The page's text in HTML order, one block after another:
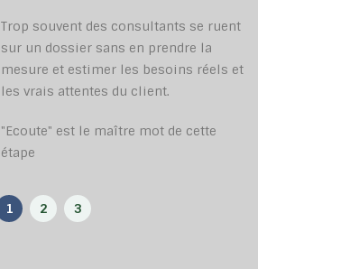
Trop souvent des consultants se ruent
sur un dossier sans en prendre la
mesure et estimer les besoins réels et
les vrais attentes du client.
"Ecoute" est le maître mot de cette
étape